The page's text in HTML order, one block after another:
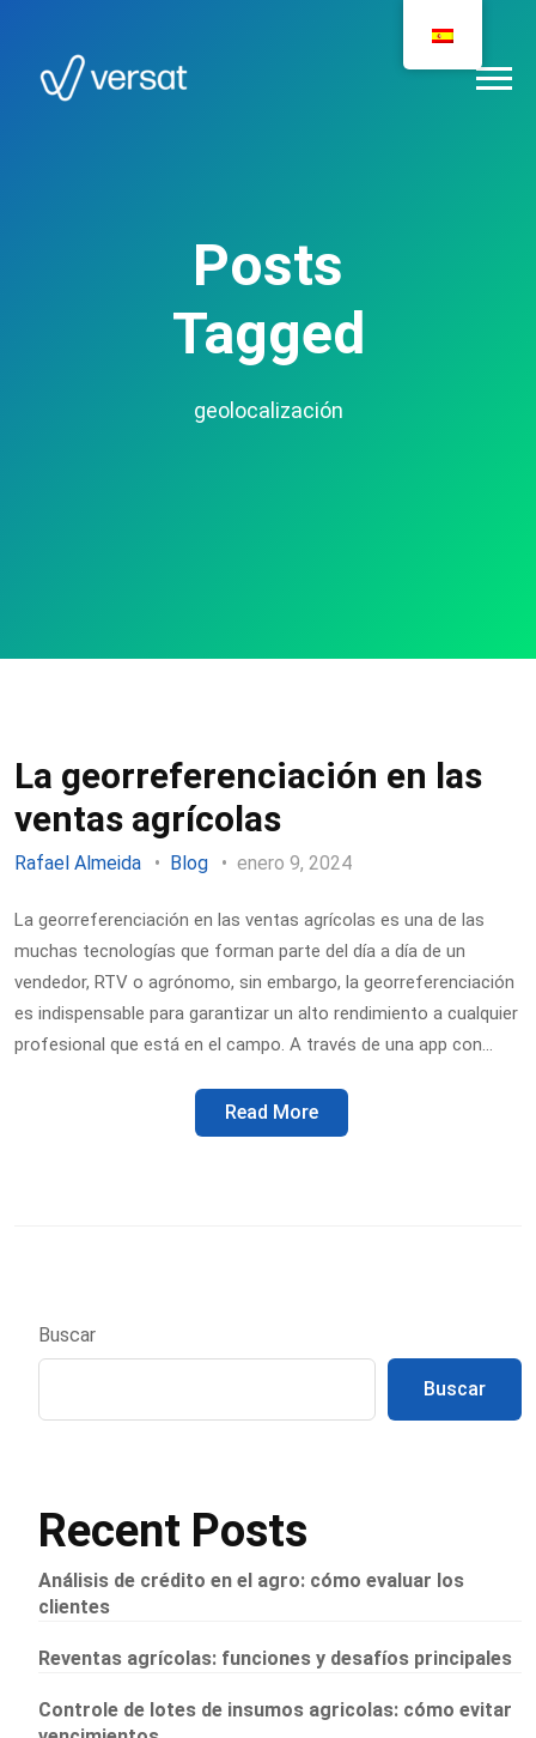
Posts
Tagged
geolocalización
La georreferenciación en las
ventas agrícolas
Rafael Almeida Blog enero 9, 2024
La georreferenciación en las ventas agrícolas es una de las
muchas tecnologías que forman parte del día a día de un
vendedor, RTV o agrónomo, sin embargo, la georreferenciación
es indispensable para garantizar un alto rendimiento a cualquier
profesional que está en el campo. A través de una app con…
Read More
Buscar
Buscar
Recent Posts
Análisis de crédito en el agro: cómo evaluar los
clientes
Reventas agrícolas: funciones y desafíos principales
Controle de lotes de insumos agricolas: cómo evitar